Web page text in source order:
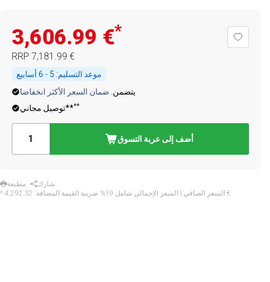
‏3,606.99 €*
RRP ‏7,181.99 €
موعد التسليم:
يتضمن. ضمان السعر الأكثر انخفاضا
توصيل مجاني****
أضف إلى عربة التسوق
مطبعة
شارك
* السعر الصافي | السعر الإجمالي شامل 19% ضريبة القيمة المضافة: ‏4,292.32 €